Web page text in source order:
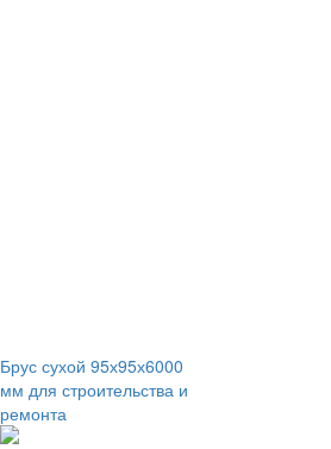
Брус сухой 95х95х6000
мм для строительства и
ремонта